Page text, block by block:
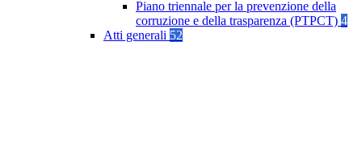
Piano triennale per la prevenzione della
corruzione e della trasparenza (PTPCT) 4
Atti generali 52